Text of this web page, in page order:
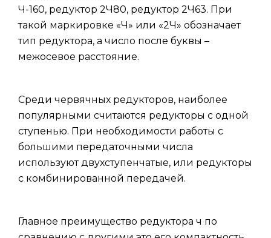
Ч-160, редуктор 2Ч80, редуктор 2Ч63. При
такой маркировке «Ч» или «2Ч» обозначает
тип редуктора, а число после буквы –
межосевое расстояние.
Среди червячных редукторов, наиболее
популярными считаются редукторы с одной
ступенью. При необходимости работы с
большими передаточными числа
используют двухступенчатые, или редукторы
с комбинированной передачей.
Главное преимущество редуктора ч по